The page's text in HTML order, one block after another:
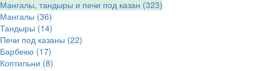
Мангалы, тандыры и печи под казан (323)
Мангалы (36)
Тандыры (14)
Печи под казаны (22)
Барбекю (17)
Коптильни (8)